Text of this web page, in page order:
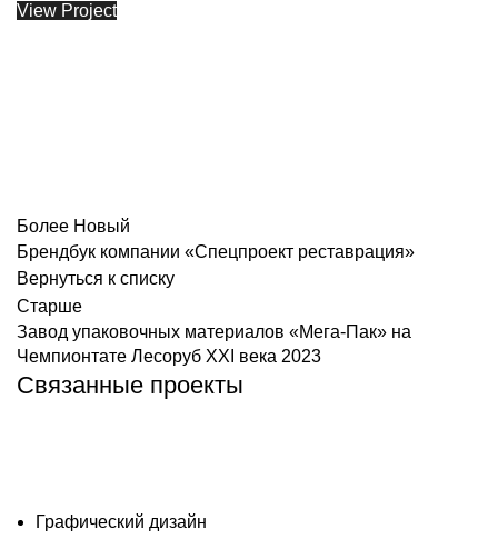
View Project
Более Новый
Брендбук компании «Спецпроект реставрация»
Вернуться к списку
Старше
Завод упаковочных материалов «Мега-Пак» на
Чемпионтате Лесоруб XXI века 2023
Связанные проекты
Графический дизайн